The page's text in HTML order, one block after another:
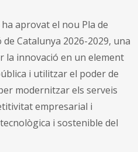
aprovat el nou Pla de
Catalunya 2026-2029, una
la innovació en un element
i utilitzar el poder de
modernitzar els serveis
empresarial i
i sostenible del